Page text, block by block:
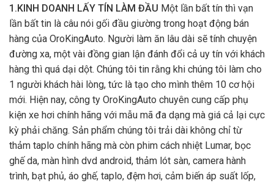
1.KINH DOANH LẤY TÍN LÀM ĐẦU Một lần bất tín thì vạn
lần bất tin là câu nói gối đầu giường trong hoạt động bán
hàng của OroKingAuto. Người làm ăn lâu dài sẽ tính chuyện
đường xa, một vài đồng gian lận đánh đổi cả uy tín với khách
hàng thì quá dại dột. Chúng tôi tin rằng khi chúng tôi làm cho
1 người khách hài lòng, tức là tạo cho mình thêm 10 cơ hội
mới. Hiện nay, công ty OroKingAuto chuyên cung cấp phụ
kiện xe hơi chính hãng với mẫu mã đa dạng mà giá cả lại cực
kỳ phải chăng. Sản phẩm chúng tôi trải dài không chỉ từ
thảm taplo chính hãng mà còn phim cách nhiệt Lumar, bọc
ghế da, màn hình dvd android, thảm lót sàn, camera hành
trình, bạt phủ, áo ghế, taplo, đệm hơi, cảm biến áp suất lốp,